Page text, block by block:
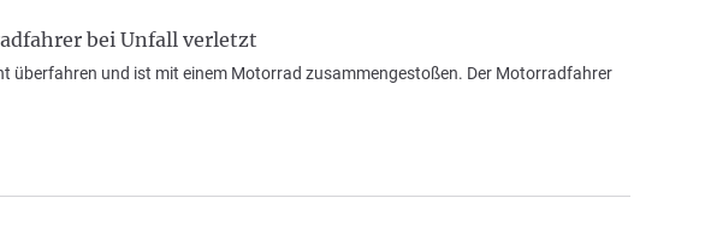
bei Unfall verletzt
überfahren und ist mit einem Motorrad zusammengestoßen. Der Motorradfahrer